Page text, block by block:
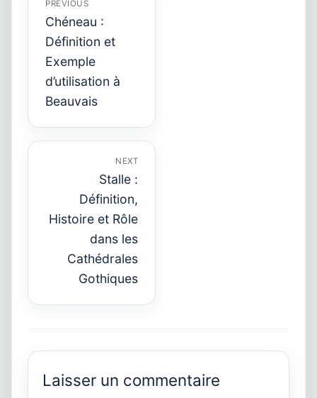
l’article
PREVIOUS
Previous
post:
Chéneau :
Définition et
Exemple
d’utilisation à
Beauvais
NEXT
Stalle :
Définition,
Histoire et Rôle
dans les
Cathédrales
Gothiques
Laisser un commentaire